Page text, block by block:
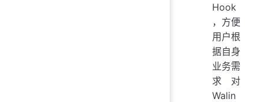
Hook
，方便
用户根
据自身
业务需
求对
Walin